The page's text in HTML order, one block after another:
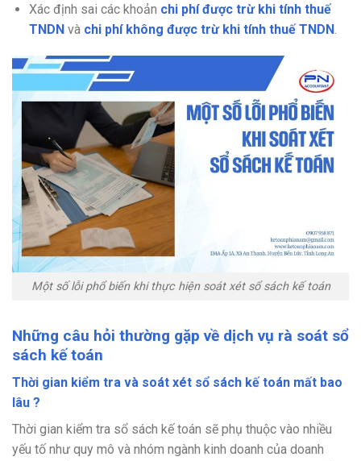
Xác định sai các khoản chi phí được trừ khi tính thuế
TNDNvà chi phí không được trừ khi tính thuế TNDN.
Một số lỗi phổ biến khi thực hiện soát xét sổ sách kế toán
Những câu hỏi thường gặp về dịch vụ rà soát sổ
sách kế toán
Thời gian kiểm tra và soát xét sổ sách kế toán mất bao
lâu ?
Thời gian kiểm tra sổ sách kế toán sẽ phụ thuộc vào nhiều
yếu tố như quy mô và nhóm ngành kinh doanh của doanh